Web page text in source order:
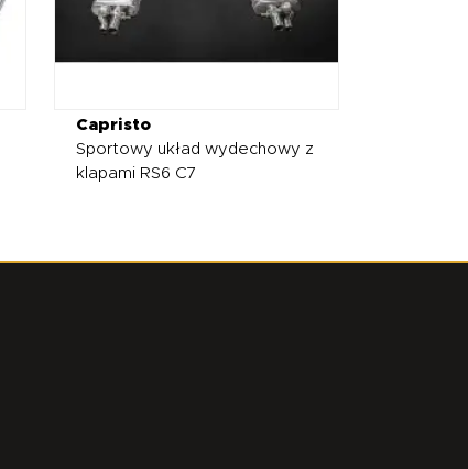
Capristo
Sportowy układ wydechowy z
klapami RS6 C7